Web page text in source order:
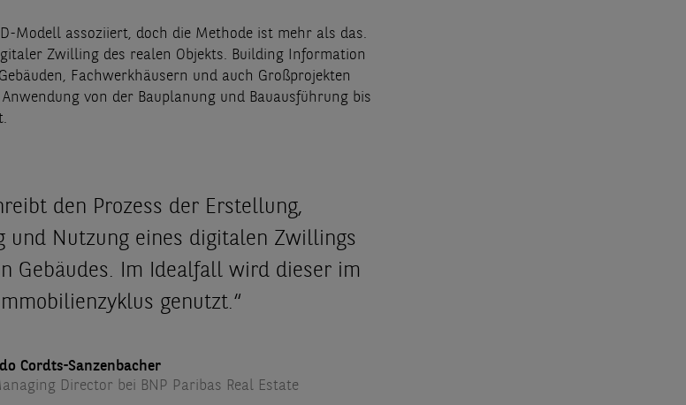
Modell assoziiert, doch die Methode ist mehr als das.
Zwilling des realen Objekts. Building Information
Fachwerkhäusern und auch Großprojekten
von der Bauplanung und Bauausführung bis
den Prozess der Erstellung,
und Nutzung eines digitalen Zwillings
Gebäudes. Im Idealfall wird dieser im
genutzt.“
Cordts-Sanzenbacher
Director bei BNP Paribas Real Estate